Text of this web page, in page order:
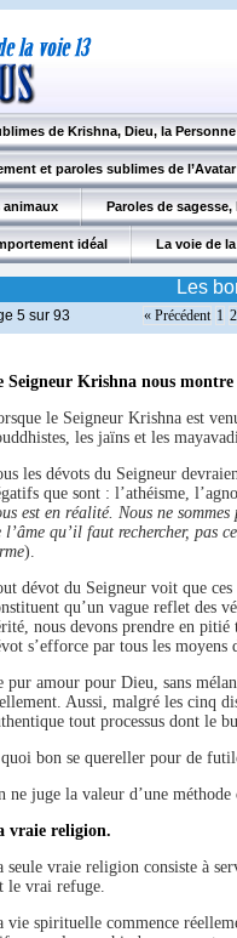
Les
5 sur 93 « Précédent 1 2
Seigneur Krishna nous
le Seigneur Krishna est
les jaïns et les
les dévots du Seigneur
que sont : l’athéisme,
est en réalité. Nous ne
l’âme qu’il faut rechercher, pas
).
dévot du Seigneur voit que ces
qu’un vague reflet des
nous devons prendre en pitié
s’efforce par tous les moyens
pur amour pour Dieu, sans
Aussi, malgré les cinq
tout processus dont le
bon se quereller pour de
ne juge la valeur d’une
vraie religion.
seule vraie religion consiste à
le vrai refuge.
vie spirituelle commence
de Krishna, Dieu, la
et paroles sublimes de
animaux Paroles de
idéal La voie de